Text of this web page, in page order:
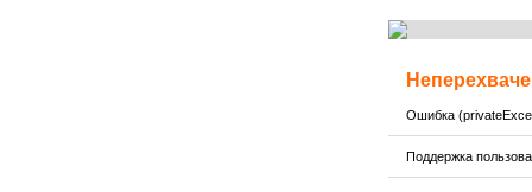
Ошибка
Поддержка